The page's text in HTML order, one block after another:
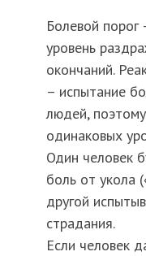
Болевой порог
уровень
окончаний.
– испытание
людей,
одинаковых
Один человек
боль от укола
другой
страдания.
Если человек